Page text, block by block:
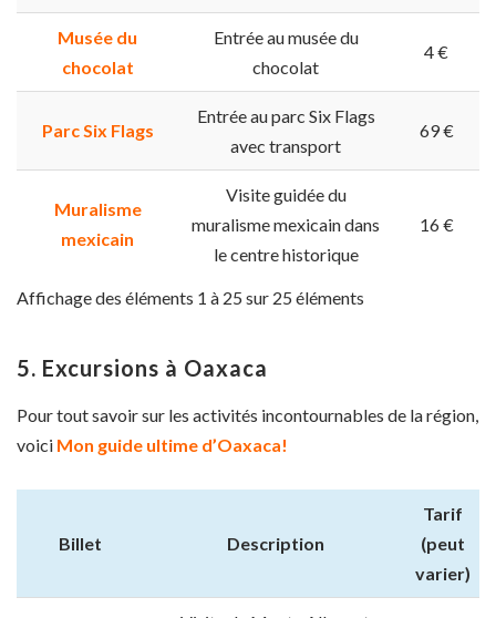
Musée du
chocolat
Entrée au musée du
chocolat
4 €
Parc Six Flags
Entrée au parc Six Flags
avec transport
69 €
Muralisme
mexicain
Visite guidée du
muralisme mexicain dans
le centre historique
16 €
Affichage des éléments 1 à 25 sur 25 éléments
5. Excursions à Oaxaca
Pour tout savoir sur les activités incontournables de la région,
voici Mon guide ultime d’Oaxaca!
Billet Description
Tarif
(peut
varier)